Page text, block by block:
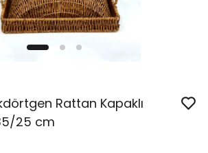
Rattan Kapaklı
25 cm